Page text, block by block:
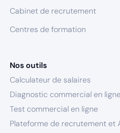
Cabinet de recrutement
Centres de formation
Nos outils
Calculateur de salaires
Diagnostic commercial en
Test commercial en ligne
Plateforme de recrutement et